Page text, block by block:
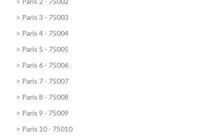
> Paris 3 - 75003
> Paris 4 - 75004
> Paris 5 - 75005
> Paris 6 - 75006
> Paris 7 - 75007
> Paris 8 - 75008
> Paris 9 - 75009
> Paris 10 - 75010